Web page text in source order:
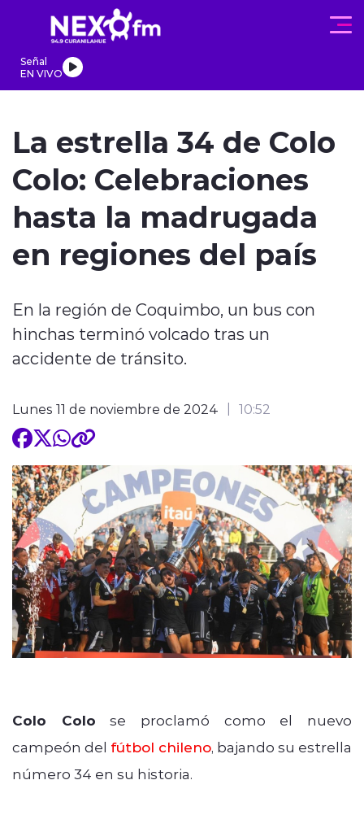
Click acá para ir directamente al contenido
Señal
EN VIVO
modo claro
La estrella 34 de Colo
Colo: Celebraciones
hasta la madrugada
en regiones del país
En la región de Coquimbo, un bus con
hinchas terminó volcado tras un
accidente de tránsito.
Lunes 11 de noviembre de 2024 10:52
Colo Colo se proclamó como el nuevo
campeón del fútbol chileno, bajando su estrella
número 34 en su historia.